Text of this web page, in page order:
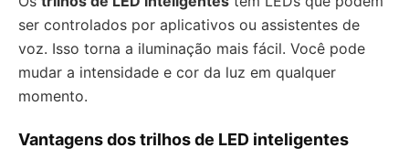
ser controlados por aplicativos ou assistentes de
voz. Isso torna a iluminação mais fácil. Você pode
mudar a intensidade e cor da luz em qualquer
momento.
Vantagens dos trilhos de LED inteligentes